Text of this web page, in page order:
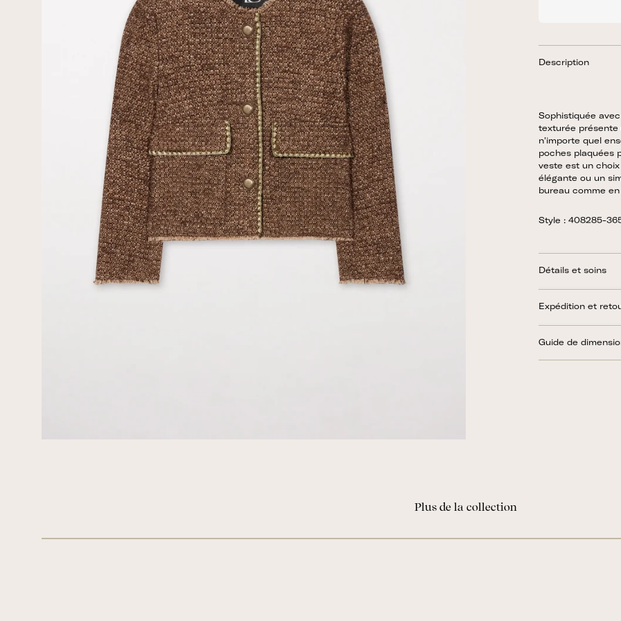
Description
Sophistiquée
texturée présente
n'importe quel
poches plaquées
veste est un
élégante ou un
bureau comme
Style : 408285-
Détails et soins
Expédition et
Guide de
Plus de la collection